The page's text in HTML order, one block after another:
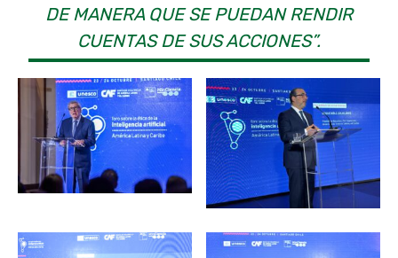
DE MANERA QUE SE PUEDAN RENDIR
CUENTAS DE SUS ACCIONES”.